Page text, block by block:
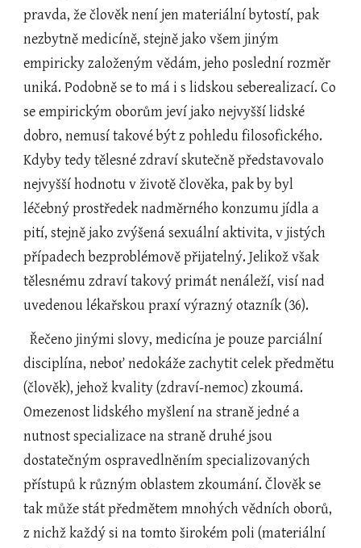
pravda, že člověk není jen materiální bytostí, pak
nezbytně medicíně, stejně jako všem jiným
empiricky založeným vědám, jeho poslední rozměr
uniká. Podobně se to má i s lidskou seberealizací. Co
se empirickým oborům jeví jako nejvyšší lidské
dobro, nemusí takové být z pohledu filosofického.
Kdyby tedy tělesné zdraví skutečně představovalo
nejvyšší hodnotu v životě člověka, pak by byl
léčebný prostředek nadměrného konzumu jídla a
pití, stejně jako zvýšená sexuální aktivita, v jistých
případech bezproblémově přijatelný. Jelikož však
tělesnému zdraví takový primát nenáleží, visí nad
uvedenou lékařskou praxí výrazný otazník (36).
  Řečeno jinými slovy, medicína je pouze parciální
disciplína, neboť nedokáže zachytit celek předmětu
(člověk), jehož kvality (zdraví-nemoc) zkoumá.
Omezenost lidského myšlení na straně jedné a
nutnost specializace na straně druhé jsou
dostatečným ospravedlněním specializovaných
přístupů k různým oblastem zkoumání. Člověk se
tak může stát předmětem mnohých vědních oborů,
z nichž každý si na tomto širokém poli (materiální